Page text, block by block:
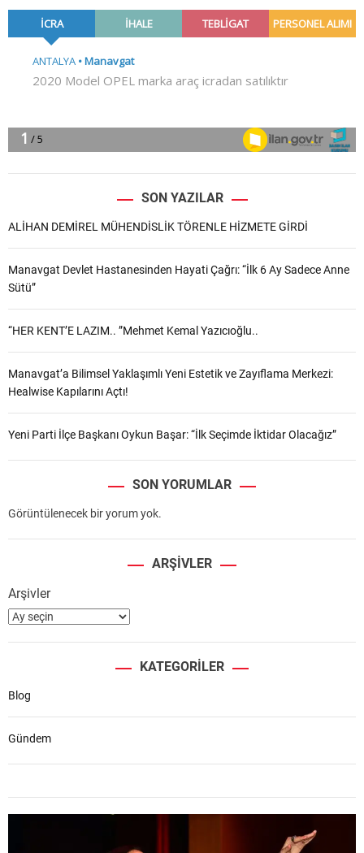
SON YAZILAR
ALİHAN DEMİREL MÜHENDİSLİK TÖRENLE HİZMETE GİRDİ
Manavgat Devlet Hastanesinden Hayati Çağrı: “İlk 6 Ay Sadece Anne
Sütü”
“HER KENT’E LAZIM.. ”Mehmet Kemal Yazıcıoğlu..
Manavgat’a Bilimsel Yaklaşımlı Yeni Estetik ve Zayıflama Merkezi:
Healwise Kapılarını Açtı!
Yeni Parti İlçe Başkanı Oykun Başar: “İlk Seçimde İktidar Olacağız”
SON YORUMLAR
Görüntülenecek bir yorum yok.
ARŞIVLER
Arşivler
KATEGORILER
Blog
Gündem